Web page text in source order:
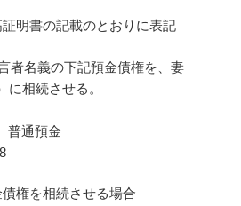
明書の記載のとおりに表記
名義の下記預金債権を、妻
相続させる。
通預金
権を相続させる場合